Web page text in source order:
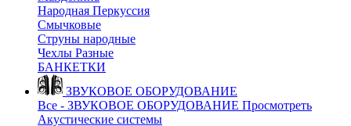
Народная Перкуссия
Смычковые
Струны народные
Чехлы Разные
БАНКЕТКИ
ЗВУКОВОЕ ОБОРУДОВАНИЕ
Все - ЗВУКОВОЕ ОБОРУДОВАНИЕ Просмотреть
Акустические системы